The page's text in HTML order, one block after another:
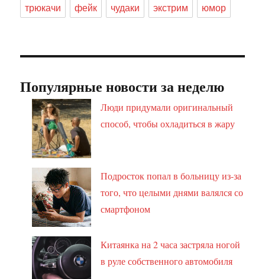
трюкачи
фейк чудаки экстрим юмор
Популярные новости за неделю
Люди придумали оригинальный
способ, чтобы охладиться в жару
Подросток попал в больницу из-за
того, что целыми днями валялся со
смартфоном
Китаянка на 2 часа застряла ногой
в руле собственного автомобиля